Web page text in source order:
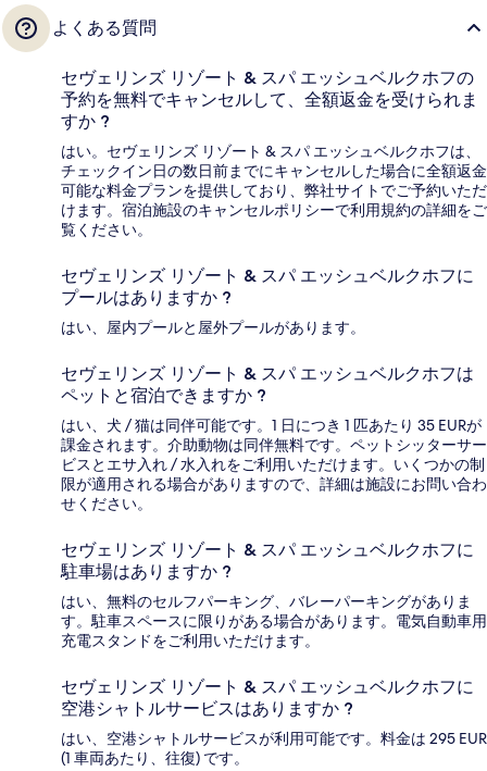
よくある質問
セヴェリンズ リゾート & スパ エッシュベルクホフの
予約を無料でキャンセルして、全額返金を受けられま
すか ?
はい。セヴェリンズ リゾート & スパ エッシュベルクホフは、
チェックイン日の数日前までにキャンセルした場合に全額返金
可能な料金プランを提供しており、弊社サイトでご予約いただ
けます。宿泊施設のキャンセルポリシーで利用規約の詳細をご
覧ください。
セヴェリンズ リゾート & スパ エッシュベルクホフに
プールはありますか ?
はい、屋内プールと屋外プールがあります。
セヴェリンズ リゾート & スパ エッシュベルクホフは
ペットと宿泊できますか ?
はい、犬 / 猫は同伴可能です。1 日につき 1 匹あたり 35 EURが
課金されます。介助動物は同伴無料です。ペットシッターサー
ビスとエサ入れ / 水入れをご利用いただけます。いくつかの制
限が適用される場合がありますので、詳細は施設にお問い合わ
せください。
セヴェリンズ リゾート & スパ エッシュベルクホフに
駐車場はありますか ?
はい、無料のセルフパーキング、バレーパーキングがありま
す。駐車スペースに限りがある場合があります。電気自動車用
充電スタンドをご利用いただけます。
セヴェリンズ リゾート & スパ エッシュベルクホフに
空港シャトルサービスはありますか ?
はい、空港シャトルサービスが利用可能です。料金は 295 EUR
(1 車両あたり、往復) です。